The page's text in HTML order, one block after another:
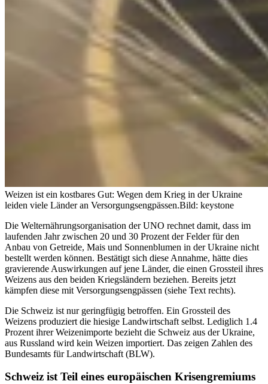
Weizen ist ein kostbares Gut: Wegen dem Krieg in der Ukraine
leiden viele Länder an Versorgungsengpässen.Bild: keystone
Die Welternährungsorganisation der UNO rechnet damit, dass im
laufenden Jahr zwischen 20 und 30 Prozent der Felder für den
Anbau von Getreide, Mais und Sonnenblumen in der Ukraine nicht
bestellt werden können. Bestätigt sich diese Annahme, hätte dies
gravierende Auswirkungen auf jene Länder, die einen Grossteil ihres
Weizens aus den beiden Kriegsländern beziehen. Bereits jetzt
kämpfen diese mit Versorgungsengpässen (siehe Text rechts).
Die Schweiz ist nur geringfügig betroffen. Ein Grossteil des
Weizens produziert die hiesige Landwirtschaft selbst. Lediglich 1.4
Prozent ihrer Weizenimporte bezieht die Schweiz aus der Ukraine,
aus Russland wird kein Weizen importiert. Das zeigen Zahlen des
Bundesamts für Landwirtschaft (BLW).
Schweiz ist Teil eines europäischen Krisengremiums